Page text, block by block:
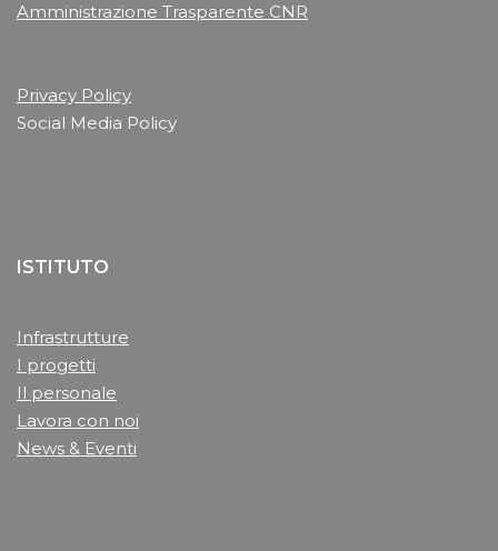
Amministrazione Trasparente CNR
Privacy Policy
Social Media Policy
ISTITUTO
Infrastrutture
I progetti
Il personale
Lavora con noi
News & Eventi